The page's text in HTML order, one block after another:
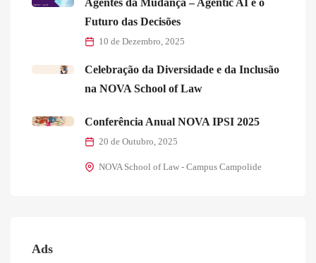
Futuro das Decisões
10 de Dezembro, 2025
Celebração da Diversidade e da Inclusão
na NOVA School of Law
Conferência Anual NOVA IPSI 2025
20 de Outubro, 2025
NOVA School of Law - Campus Campolide
Ads